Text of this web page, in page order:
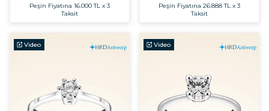
Peşin Fiyatına 16.000 TL x 3
Taksit
Peşin Fiyatına 26.888 TL x 3
Taksit
Video Video